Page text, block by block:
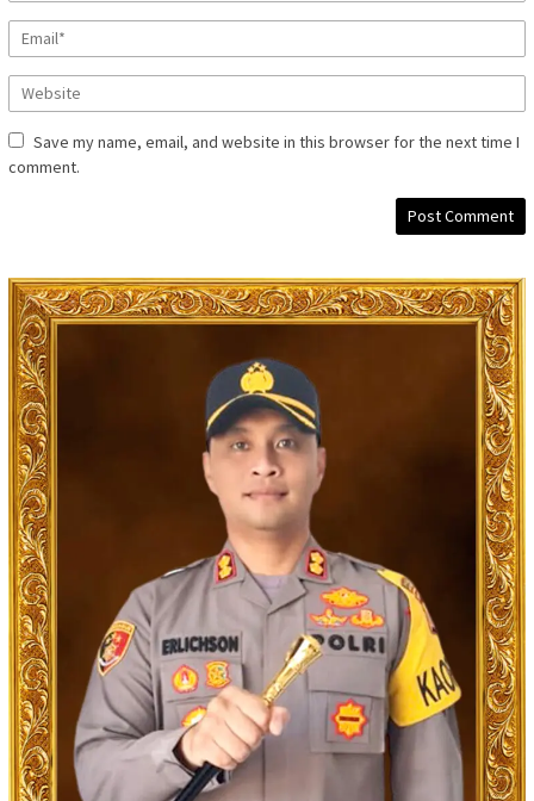
Save my name, email, and website in this browser for the next time I
comment.